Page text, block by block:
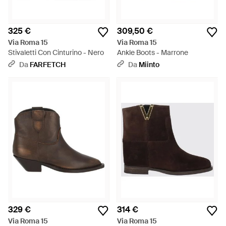
325 €
Via Roma 15
Stivaletti Con Cinturino - Nero
Da FARFETCH
309,50 €
Via Roma 15
Ankle Boots - Marrone
Da Miinto
329 €
Via Roma 15
314 €
Via Roma 15